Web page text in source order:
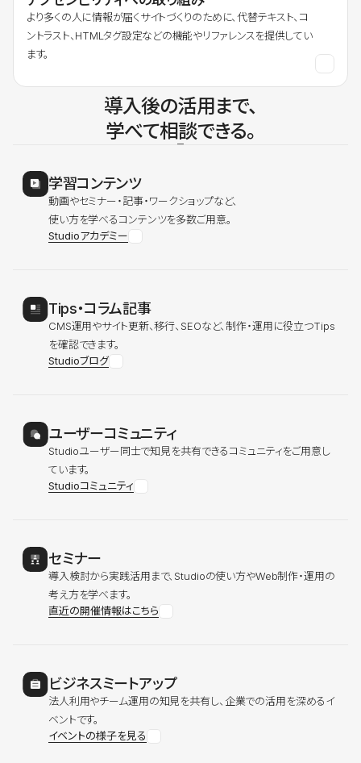
より多くの人に情報が届くサイトづくりのために、代替テキスト、コ
ントラスト、HTMLタグ設定などの機能やリファレンスを提供してい
ます。
導入後の活用まで、
学べて相談できる。
学習コンテンツ
動画やセミナー・記事・ワークショップなど、
使い方を学べるコンテンツを多数ご用意。
Studioアカデミー
Tips・コラム記事
CMS運用やサイト更新、移行、SEOなど、制作・運用に役立つTips
を確認できます。
Studioブログ
ユーザーコミュニティ
Studioユーザー同士で知見を共有できるコミュニティをご用意し
ています。
Studioコミュニティ
セミナー
導入検討から実践活用まで、Studioの使い方やWeb制作・運用の
考え方を学べます。
直近の開催情報はこちら
ビジネスミートアップ
法人利用やチーム運用の知見を共有し、企業での活用を深めるイ
ベントです。
イベントの様子を見る